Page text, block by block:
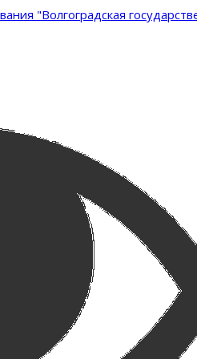
"Волгоградская